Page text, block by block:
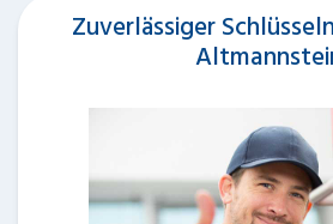
Zuverlässiger